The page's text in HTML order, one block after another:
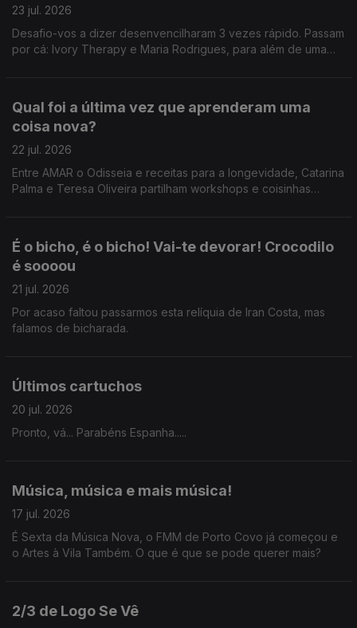
23 jul. 2026
Desafio-vos a dizer desenvencilharam 3 vezes rápido. Passam
por cá: Ivory Therapy e Maria Rodrigues, para além de uma
Qual foi a última vez que aprenderam uma
coisa nova?
22 jul. 2026
Entre AMAR o Odisseia e receitas para a longevidade, Catarina
Palma e Teresa Oliveira partilham workshops e coisinhas
É o bicho, é o bicho! Vai-te devorar! Crocodilo
é soooou
21 jul. 2026
Por acaso faltou passarmos esta relíquia de Iran Costa, mas
falamos de bicharada.
Últimos cartuchos
20 jul. 2026
Pronto, vá... Parabéns Espanha.....
Música, música e mais música!
17 jul. 2026
É Sexta da Música Nova, o FMM de Porto Covo já começou e
o Artes à Vila Também. O que é que se pode querer mais?
2/3 de Logo Se Vê